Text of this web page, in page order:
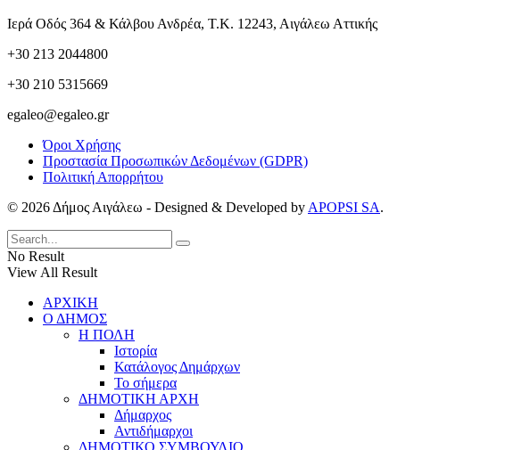
Ιερά Οδός 364 & Κάλβου Ανδρέα, Τ.Κ. 12243, Αιγάλεω Αττικής
+30 213 2044800
+30 210 5315669
egaleo@egaleo.gr
Όροι Χρήσης
Προστασία Προσωπικών Δεδομένων (GDPR)
Πολιτική Απορρήτου
© 2026 Δήμος Αιγάλεω - Designed & Developed by APOPSI SA.
No Result
View All Result
ΑΡΧΙΚΗ
Ο ΔΗΜΟΣ
Η ΠΟΛΗ
Ιστορία
Κατάλογος Δημάρχων
Το σήμερα
ΔΗΜΟΤΙΚΗ ΑΡΧΗ
Δήμαρχος
Αντιδήμαρχοι
ΔΗΜΟΤΙΚΟ ΣΥΜΒΟΥΛΙΟ